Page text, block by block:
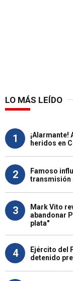
LO MÁS LEÍDO
1
¡Alarmante!
heridos en
2
Famoso
transmisión
3
Mark Vito
abandonar
plata"
4
Ejército del
detenido